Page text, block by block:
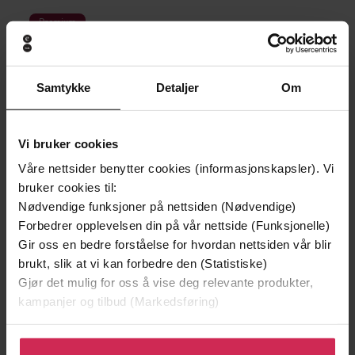
Samtykke Detaljer Om
Vi bruker cookies
Våre nettsider benytter cookies (informasjonskapsler). Vi
bruker cookies til:
Nødvendige funksjoner på nettsiden (Nødvendige)
Forbedrer opplevelsen din på vår nettside (Funksjonelle)
Gir oss en bedre forståelse for hvordan nettsiden vår blir
brukt, slik at vi kan forbedre den (Statistiske)
Gjør det mulig for oss å vise deg relevante produkter,
kampanjer og tilbud (Markedsføring)
Klikk på «Godta alle» for å gi oss ditt samtykke til å
Premium
149,-
Jenta som ble igjen
Jojo Moyes
Tante Ulrikkes vei